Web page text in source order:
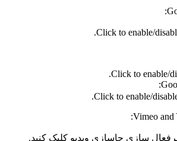
Click to enable/
Click to enable/
Click to enable/
Vimeo and
سازی جاسازی ویدیو کلیک کنید.